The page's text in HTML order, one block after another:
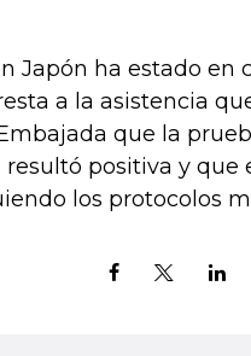
Japón ha estado en
a la asistencia
que la
positiva y que
los protocolos